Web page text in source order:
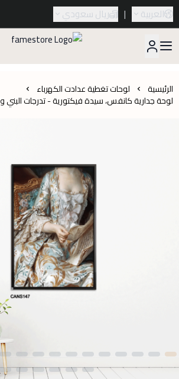
العربية | ريال سعودي
الرئيسية لوحات تغطية عدادت الكهرباء
لوحة جدارية كانفس، سيدة فيكتورية - تدرجات البني